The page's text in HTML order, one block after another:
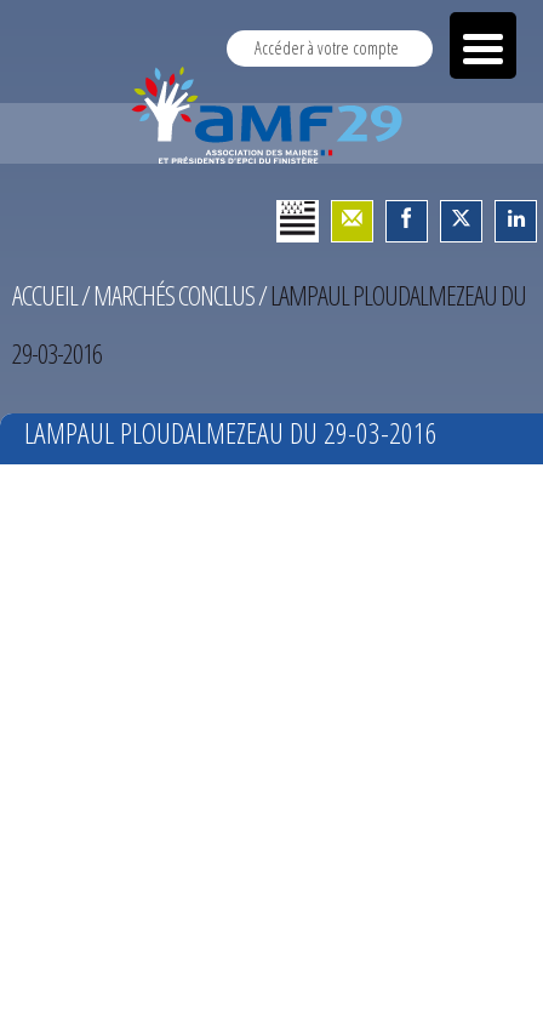
Accéder à votre compte
ACCUEIL/MARCHÉS CONCLUS/LAMPAUL PLOUDALMEZEAU DU
29-03-2016
LAMPAUL PLOUDALMEZEAU DU 29-03-2016